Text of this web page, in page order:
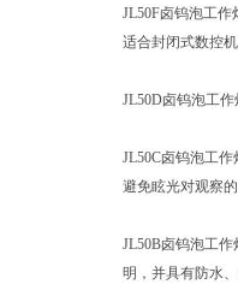
JL50F卤钨泡工作
适合封闭式数控
JL50D卤钨泡工作
JL50C卤钨泡工作
避免眩光对观察
JL50B卤钨泡工作
明，并具有防水